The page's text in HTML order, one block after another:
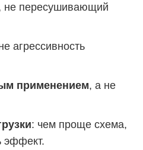
не пересушивающий
агрессивность
применением, а не
: чем проще схема,
эффект.